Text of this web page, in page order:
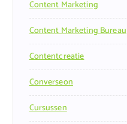
Content Marketing
Content Marketing Bureau
Contentcreatie
Converseon
Cursussen